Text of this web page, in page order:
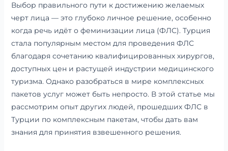
Выбор правильного пути к достижению желаемых
черт лица — это глубоко личное решение, особенно
когда речь идёт о феминизации лица (ФЛС). Турция
стала популярным местом для проведения ФЛС
благодаря сочетанию квалифицированных хирургов,
доступных цен и растущей индустрии медицинского
туризма. Однако разобраться в мире комплексных
пакетов услуг может быть непросто. В этой статье мы
рассмотрим опыт других людей, прошедших ФЛС в
Турции по комплексным пакетам, чтобы дать вам
знания для принятия взвешенного решения.